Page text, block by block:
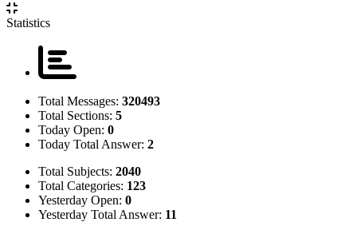
Statistics
Total Messages: 320493
Total Sections: 5
Today Open: 0
Today Total Answer: 2
Total Subjects: 2040
Total Categories: 123
Yesterday Open: 0
Yesterday Total Answer: 11